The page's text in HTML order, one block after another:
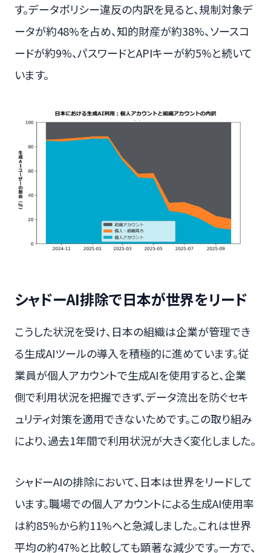
す。データポリシー違反の内訳を見ると、規制対象デ
ータが約48%を占め、知的財産が約38%、ソースコ
ードが約9%、パスワードとAPIキーが約5%と続いて
います。
シャドーAI排除で日本が世界をリード
こうした状況を受け、日本の組織は企業が管理でき
る生成AIツールの導入を積極的に進めています。従
業員が個人アカウントで生成AIを使用すると、企業
側で利用状況を把握できず、データ流出を防ぐセキ
ュリティ対策を適用できないためです。この取り組み
により、過去1年間で利用状況が大きく変化しました。
シャドーAIの排除において、日本は世界をリードして
います。職場での個人アカウントによる生成AI使用率
は約85%から約11%へと急減しました。これは世界
平均の約47%と比較しても顕著な減少です。一方で、